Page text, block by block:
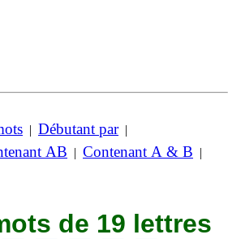
| Débutant par|
AB | Contenant A & B |
de 19 lettres